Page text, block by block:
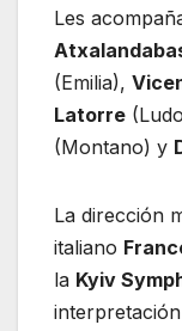
Les
(Emilia),
Latorre
(Montano) y
La dirección
italiano
la Kyiv